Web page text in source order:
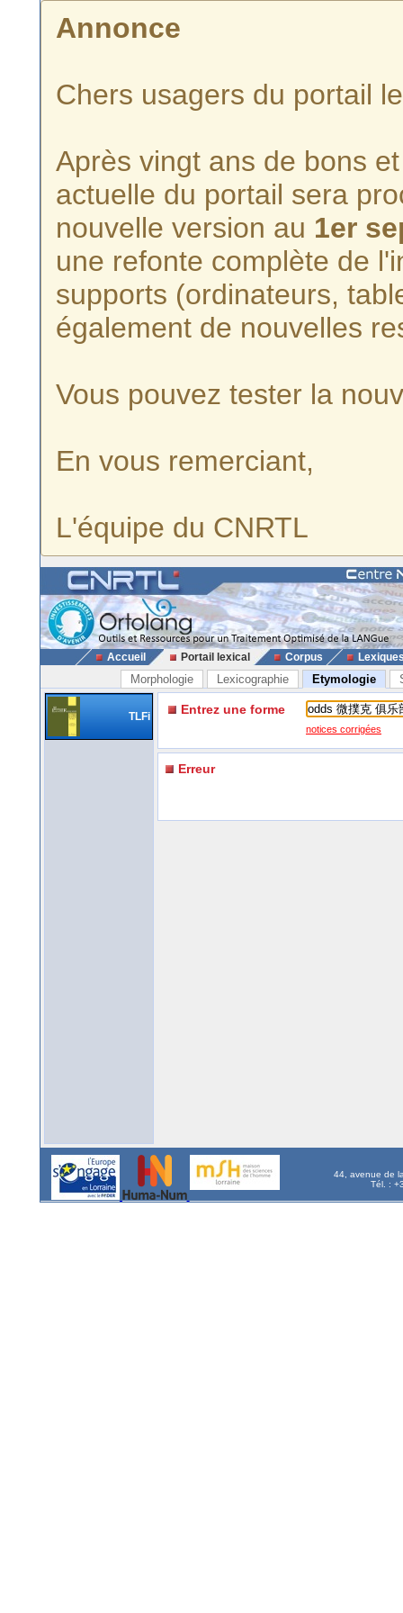
Annonce
Chers usagers du portail
Après vingt ans de bons
actuelle du portail sera
nouvelle version au 1er
une refonte complète de
supports (ordinateurs,
également de nouvelles
Vous pouvez tester la
En vous remerciant,
L'équipe du CNRTL
Accueil Portail lexical Corpus
Morphologie Lexicographie Etymologie
TLFi Entrez une forme
notices corrigées
Erreur
44, avenue de
Tél. :